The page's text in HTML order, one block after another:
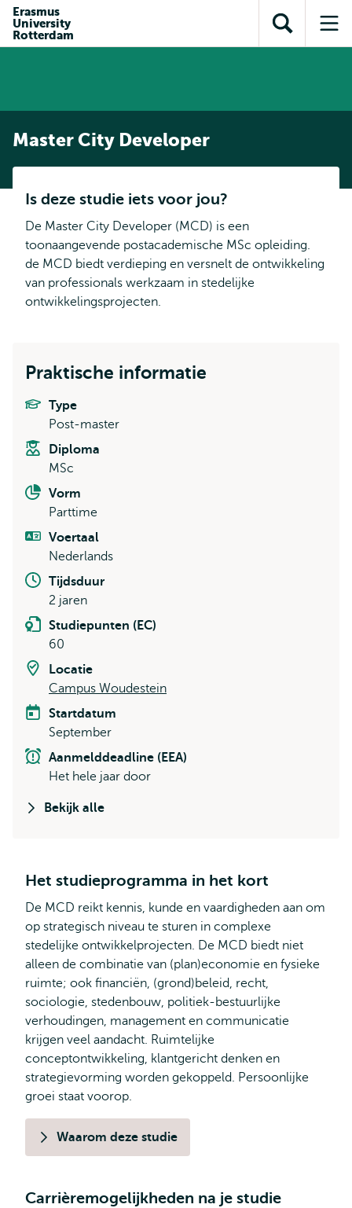
inhoud
Direct naar
subnavigatie
Erasmus
University
Rotterdam
Toon
zoekveld
Master City Developer
Is deze studie iets voor jou?
De Master City Developer (MCD) is een
toonaangevende postacademische MSc opleiding.
de MCD biedt verdieping en versnelt de ontwikkeling
van professionals werkzaam in stedelijke
ontwikkelingsprojecten.
Praktische informatie
Type
Post-master
Diploma
MSc
Vorm
Parttime
Voertaal
Nederlands
Tijdsduur
2 jaren
Studiepunten (EC)
60
Locatie
Campus Woudestein
Startdatum
September
Aanmelddeadline (EEA)
Het hele jaar door
Bekijk alle
Het studieprogramma in het kort
De MCD reikt kennis, kunde en vaardigheden aan om
op strategisch niveau te sturen in complexe
stedelijke ontwikkelprojecten. De MCD biedt niet
alleen de combinatie van (plan)economie en fysieke
ruimte; ook financiën, (grond)beleid, recht,
sociologie, stedenbouw, politiek-bestuurlijke
verhoudingen, management en communicatie
krijgen veel aandacht. Ruimtelijke
conceptontwikkeling, klantgericht denken en
strategievorming worden gekoppeld. Persoonlijke
groei staat voorop.
Waarom deze studie
Carrièremogelijkheden na je studie